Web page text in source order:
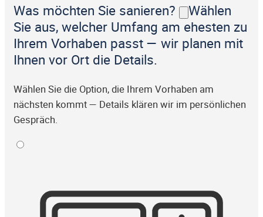
Was möchten Sie sanieren?
Wählen
Sie aus, welcher Umfang am ehesten zu
Ihrem Vorhaben passt — wir planen mit
Ihnen vor Ort die Details.
Wählen Sie die Option, die Ihrem Vorhaben am
nächsten kommt — Details klären wir im persönlichen
Gespräch.